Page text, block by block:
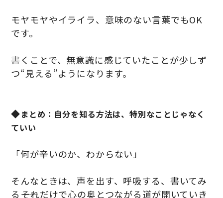
モヤモヤやイライラ、意味のない言葉でもOK
です。
書くことで、無意識に感じていたことが少しず
つ“見える”ようになります。
◆まとめ：自分を知る方法は、特別なことじゃなく
ていい
「何が辛いのか、わからない」
そんなときは、声を出す、呼吸する、書いてみ
る――それだけで心の奥とつながる道が開いていき